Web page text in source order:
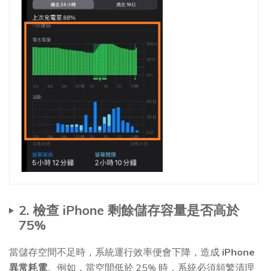
2. 檢查 iPhone 剩餘儲存容量是否高於
75%
當儲存空間不足時，系統運行效率便會下降，造成 iPhone
異常耗電。例如，當空間低於 25% 時，系統必須頻繁清理